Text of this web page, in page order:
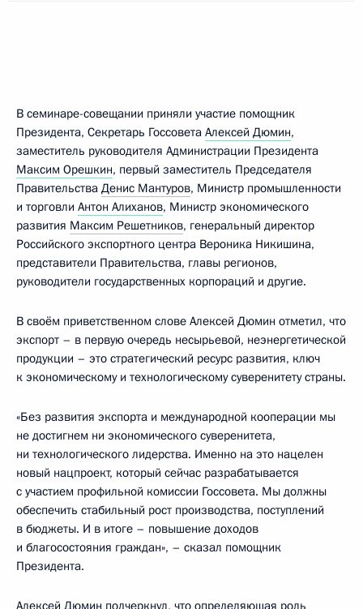
В семинаре-совещании приняли участие помощник
Президента, Секретарь Госсовета Алексей Дюмин,
заместитель руководителя Администрации Президента
Максим Орешкин, первый заместитель Председателя
Правительства Денис Мантуров, Министр промышленности
и торговли Антон Алиханов, Министр экономического
развития Максим Решетников, генеральный директор
Российского экспортного центра Вероника Никишина,
представители Правительства, главы регионов,
руководители государственных корпораций и другие.
В своём приветственном слове Алексей Дюмин отметил, что
экспорт – в первую очередь несырьевой, неэнергетической
продукции – это стратегический ресурс развития, ключ
к экономическому и технологическому суверенитету страны.
«Без развития экспорта и международной кооперации мы
не достигнем ни экономического суверенитета,
ни технологического лидерства. Именно на это нацелен
новый нацпроект, который сейчас разрабатывается
с участием профильной комиссии Госсовета. Мы должны
обеспечить стабильный рост производства, поступлений
в бюджеты. И в итоге – повышение доходов
и благосостояния граждан», – сказал помощник
Президента.
Алексей Дюмин подчеркнул, что определяющая роль